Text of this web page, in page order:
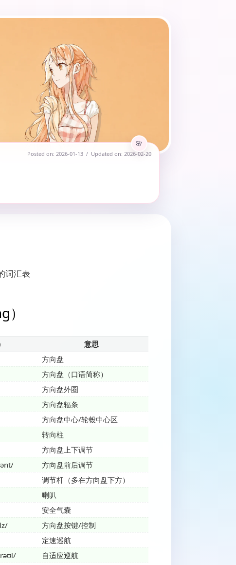
Posted on: 2026-01-13 Updated on: 2026-02-20
词汇表
意思
方向盘
方向盘（口语简称）
方向盘外圈
方向盘辐条
方向盘中心/轮毂中心区
转向柱
方向盘上下调节
方向盘前后调节
调节杆（多在方向盘下方）
喇叭
安全气囊
方向盘按键/控制
定速巡航
自适应巡航